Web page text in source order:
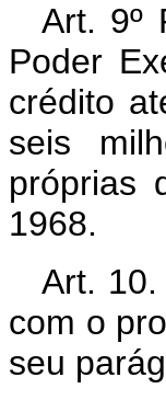
Art. 9º
Poder
crédito
seis
próprias
1968.
Art.
com o
seu